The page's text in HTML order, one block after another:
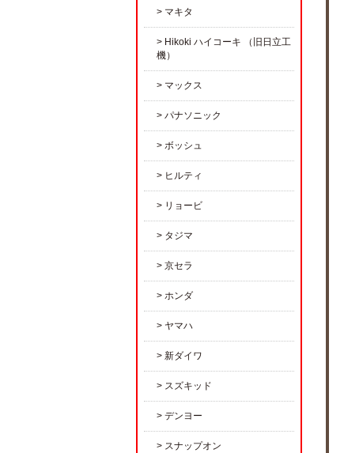
マキタ
Hikoki ハイコーキ （旧日立工
機）
マックス
パナソニック
ボッシュ
ヒルティ
リョービ
タジマ
京セラ
ホンダ
ヤマハ
新ダイワ
スズキッド
デンヨー
スナップオン